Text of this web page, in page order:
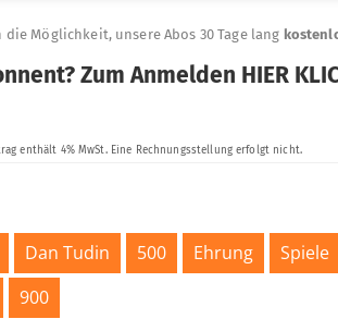
Dan Tudin 500 Ehrung Spiele
900